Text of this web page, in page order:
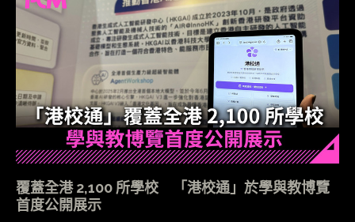
覆蓋全港 2,100 所學校 「港校通」於學與教博覽
首度公開展示